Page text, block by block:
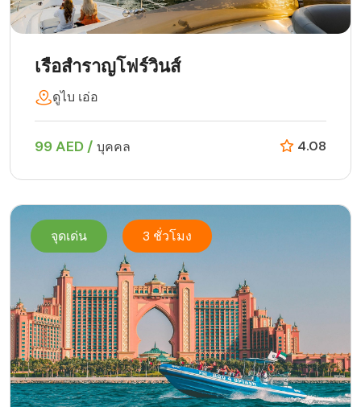
เรือสำราญโฟร์วินส์
ดูไบ เอ่อ
99 AED / บุคคล 4.08
จุดเด่น 3 ชั่วโมง